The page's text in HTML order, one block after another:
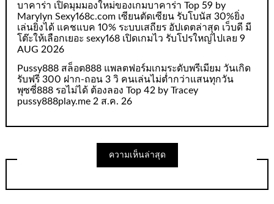
บาคาร่า เปิดมุมมองใหม่ของเกมบาคาร่า Top 59 by
Marylyn Sexy168c.com เซียนตัดเซียน รับโบนัส 30%ยิ่ง
เล่นยิ่งได้ แคชแบค 10% ระบบเสถียร อัปเดตล่าสุด เว็บดี มี
โต๊ะให้เลือกเยอะ sexy168 เปิดเกมไว รับโปรใหญ่ไปเลย 9
AUG 2026
Pussy888 สล็อต888 แพลตฟอร์มเกมระดับพรีเมียม วันเกิด
รับฟรี 300 ฝาก-ถอน 3 วิ คนเล่นไม่ต่ำกว่าแสนทุกวัน
พุซซี่888 รอไม่ได้ ต้องลอง Top 42 by Tracey
pussy888play.me 2 ส.ค. 26
ความเห็นล่าสุด